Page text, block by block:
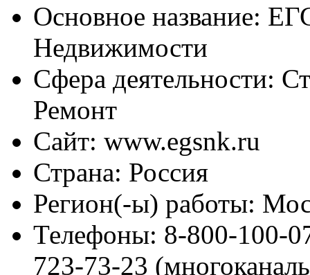
Основное название:
Недвижимости
Сфера деятельности:
Ремонт
Сайт: www.egsnk.ru
Страна: Россия
Регион(-ы) работы:
Телефоны: 8-800-100-
723-73-23